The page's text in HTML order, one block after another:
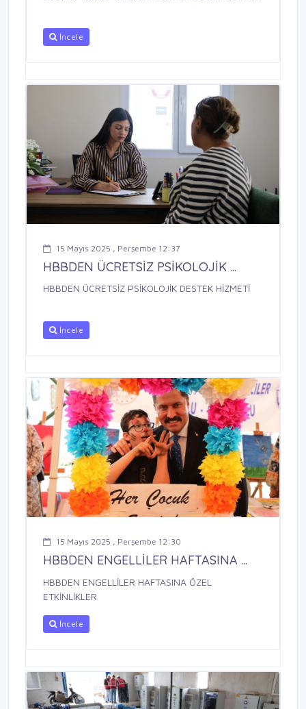
İncele
15 Mayıs 2025 , Perşembe 12:37
HBBDEN ÜCRETSİZ PSİKOLOJİK ...
HBBDEN ÜCRETSİZ PSİKOLOJİK DESTEK HİZMETİ
İncele
15 Mayıs 2025 , Perşembe 12:30
HBBDEN ENGELLİLER HAFTASINA ...
HBBDEN ENGELLİLER HAFTASINA ÖZEL
ETKİNLİKLER
İncele